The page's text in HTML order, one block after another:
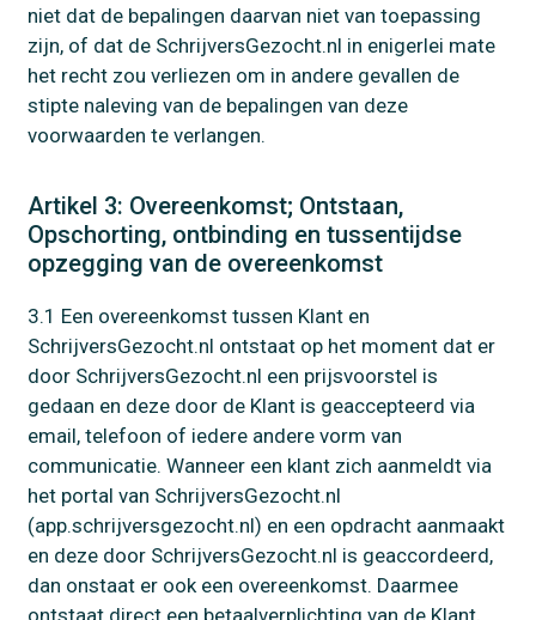
niet dat de bepalingen daarvan niet van toepassing
zijn, of dat de SchrijversGezocht.nl in enigerlei mate
het recht zou verliezen om in andere gevallen de
stipte naleving van de bepalingen van deze
voorwaarden te verlangen.
Artikel 3: Overeenkomst; Ontstaan,
Opschorting, ontbinding en tussentijdse
opzegging van de overeenkomst
3.1 Een overeenkomst tussen Klant en
SchrijversGezocht.nl ontstaat op het moment dat er
door SchrijversGezocht.nl een prijsvoorstel is
gedaan en deze door de Klant is geaccepteerd via
email, telefoon of iedere andere vorm van
communicatie. Wanneer een klant zich aanmeldt via
het portal van SchrijversGezocht.nl
(app.schrijversgezocht.nl) en een opdracht aanmaakt
en deze door SchrijversGezocht.nl is geaccordeerd,
dan onstaat er ook een overeenkomst. Daarmee